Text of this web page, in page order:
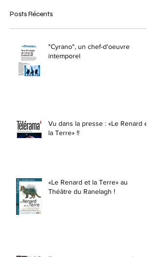
Posts Récents
"Cyrano", un chef-d'oeuvre
intemporel
Vu dans la presse : «Le Renard et
la Terre» !!
«Le Renard et la Terre» au
Théâtre du Ranelagh !